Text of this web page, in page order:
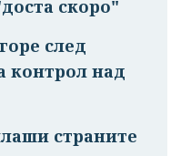
от
скоро"
след
контрол над
страните